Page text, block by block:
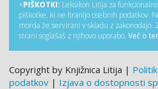
×PIŠKOTKI: Leksikon Litija za
piškotke, ki ne hranijo osebnih podatkov.
morda že servirani v skladu z zakonodajo.
strani soglašaš z njihovo uporabo. Več o
Copyright by Knjižnica Litija |
podatkov | Izjava o dostopnosti